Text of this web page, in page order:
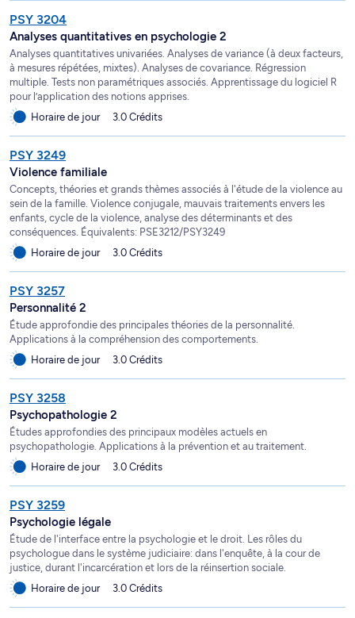
PSY 3204
Analyses quantitatives en psychologie 2
Analyses quantitatives univariées. Analyses de variance (à deux facteurs,
à mesures répétées, mixtes). Analyses de covariance. Régression
multiple. Tests non paramétriques associés. Apprentissage du logiciel R
pour l’application des notions apprises.
Horaire de jour
3.0 Crédits
PSY 3249
Violence familiale
Concepts, théories et grands thèmes associés à l'étude de la violence au
sein de la famille. Violence conjugale, mauvais traitements envers les
enfants, cycle de la violence, analyse des déterminants et des
conséquences. Équivalents: PSE3212/PSY3249
Horaire de jour
3.0 Crédits
PSY 3257
Personnalité 2
Étude approfondie des principales théories de la personnalité.
Applications à la compréhension des comportements.
Horaire de jour
3.0 Crédits
PSY 3258
Psychopathologie 2
Études approfondies des principaux modèles actuels en
psychopathologie. Applications à la prévention et au traitement.
Horaire de jour
3.0 Crédits
PSY 3259
Psychologie légale
Étude de l'interface entre la psychologie et le droit. Les rôles du
psychologue dans le système judiciaire: dans l'enquête, à la cour de
justice, durant l'incarcération et lors de la réinsertion sociale.
Horaire de jour
3.0 Crédits